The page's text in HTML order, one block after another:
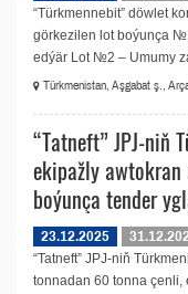
“Türkmennebit” döwlet
görkezilen lot boýunça
edýär Lot №2 – Umumy
Türkmenistan, Aşgabat ş.,
“Tatneft” JPJ-niň
ekipažly
boýunça tender
23.12.2025
“Tatneft” JPJ-niň
tonnadan 60 tonna